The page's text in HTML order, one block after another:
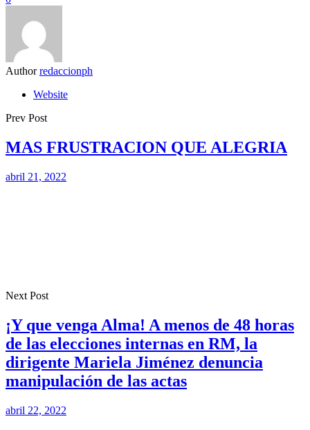
Author redaccionph
Website
Prev Post
MAS FRUSTRACION QUE ALEGRIA
abril 21, 2022
Next Post
¡Y que venga Alma! A menos de 48 horas
de las elecciones internas en RM, la
dirigente Mariela Jiménez denuncia
manipulación de las actas
abril 22, 2022